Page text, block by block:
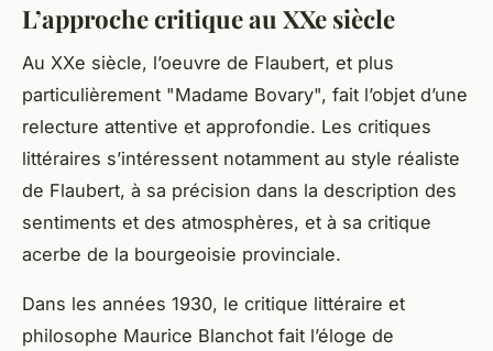
L’approche critique au XXe siècle
Au XXe siècle, l’oeuvre de Flaubert, et plus
particulièrement "Madame Bovary", fait l’objet d’une
relecture attentive et approfondie. Les critiques
littéraires s’intéressent notamment au style réaliste
de Flaubert, à sa précision dans la description des
sentiments et des atmosphères, et à sa critique
acerbe de la bourgeoisie provinciale.
Dans les années 1930, le critique littéraire et
philosophe Maurice Blanchot fait l’éloge de